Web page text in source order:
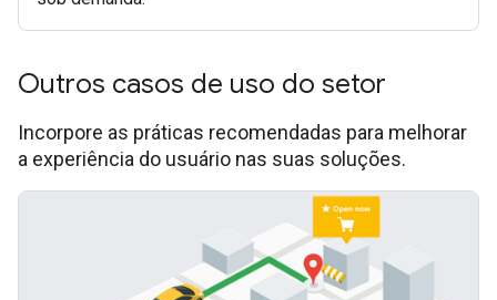
Outros casos de uso do setor
Incorpore as práticas recomendadas para melhorar
a experiência do usuário nas suas soluções.